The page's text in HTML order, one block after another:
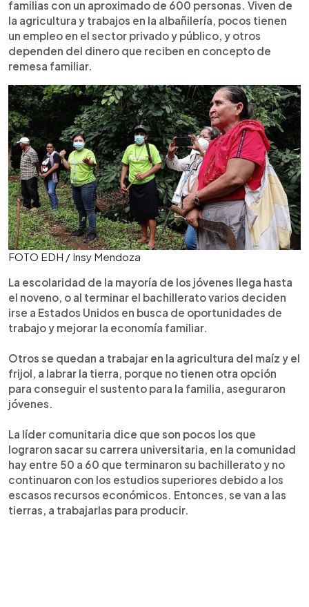
familias con un aproximado de 600 personas. Viven de
la agricultura y trabajos en la albañilería, pocos tienen
un empleo en el sector privado y público, y otros
dependen del dinero que reciben en concepto de
remesa familiar.
FOTO EDH / Insy Mendoza
La escolaridad de la mayoría de los jóvenes llega hasta
el noveno, o al terminar el bachillerato varios deciden
irse a Estados Unidos en busca de oportunidades de
trabajo y mejorar la economía familiar.
Otros se quedan a trabajar en la agricultura del maíz y el
frijol, a labrar la tierra, porque no tienen otra opción
para conseguir el sustento para la familia, aseguraron
jóvenes.
La líder comunitaria dice que son pocos los que
lograron sacar su carrera universitaria, en la comunidad
hay entre 50 a 60 que terminaron su bachillerato y no
continuaron con los estudios superiores debido a los
escasos recursos económicos. Entonces, se van a las
tierras, a trabajarlas para producir.